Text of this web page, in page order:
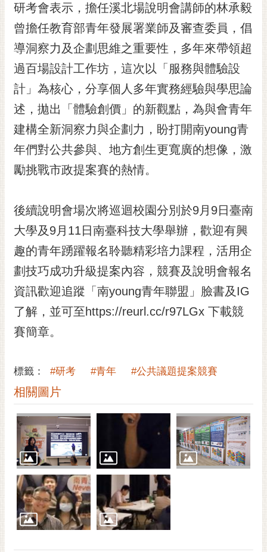
隱
私
權
及
安
全
政
策
網
資
料
宣
告
市
府
交
通
位
置
研考會表示，擔任溪北場說明會講師的林承毅
曾擔任教育部青年發展署業師及審查委員，倡
導洞察力及企劃思維之重要性，多年來帶領超
過百場設計工作坊，這次以「服務與體驗設
計」為核心，分享個人多年實務經驗與學思論
述，拋出「體驗創價」的新觀點，為與會青年
建構全新洞察力與企劃力，盼打開南young青
年們對公共參與、地方創生更寬廣的想像，激
勵挑戰市政提案賽的熱情。
後續說明會場次將巡迴校園分別於9月9日臺南
大學及9月11日南臺科技大學舉辦，歡迎有興
趣的青年踴躍報名聆聽精彩培力課程，活用企
劃技巧成功升級提案內容，競賽及說明會報名
資訊歡迎追蹤「南young青年聯盟」臉書及IG
了解，並可至https://reurl.cc/r97LGx 下載競
賽簡章。
標籤： #研考 #青年 #公共議題提案競賽
相關圖片